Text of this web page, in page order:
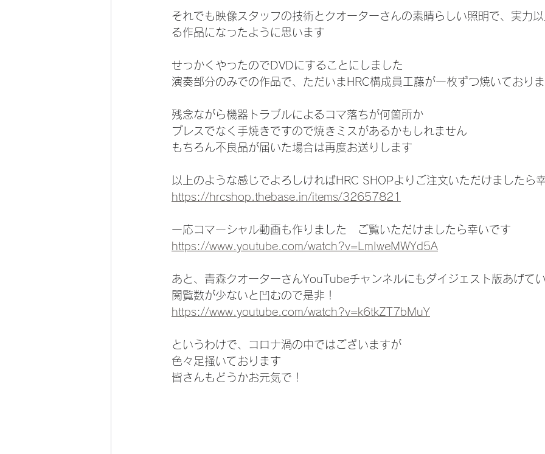
それでも映像スタッフの技術とクオーターさんの素晴らしい照明で、実力
る作品になったように思います
せっかくやったのでDVDにすることにしました
演奏部分のみでの作品で、ただいまHRC構成員工藤が一枚ずつ焼いており
残念ながら機器トラブルによるコマ落ちが何箇所か
プレスでなく手焼きですので焼きミスがあるかもしれません
もちろん不良品が届いた場合は再度お送りします
以上のような感じでよろしければHRC SHOPよりご注文いただけましたら
https://hrcshop.thebase.in/items/32657821
一応コマーシャル動画も作りました　ご覧いただけましたら幸いです
https://www.youtube.com/watch?v=LmIweMWYd5A
あと、青森クオーターさんYouTubeチャンネルにもダイジェスト版あげて
閲覧数が少ないと凹むので是非！
https://www.youtube.com/watch?v=k6tkZT7bMuY
というわけで、コロナ渦の中ではございますが
色々足掻いております
皆さんもどうかお元気で！